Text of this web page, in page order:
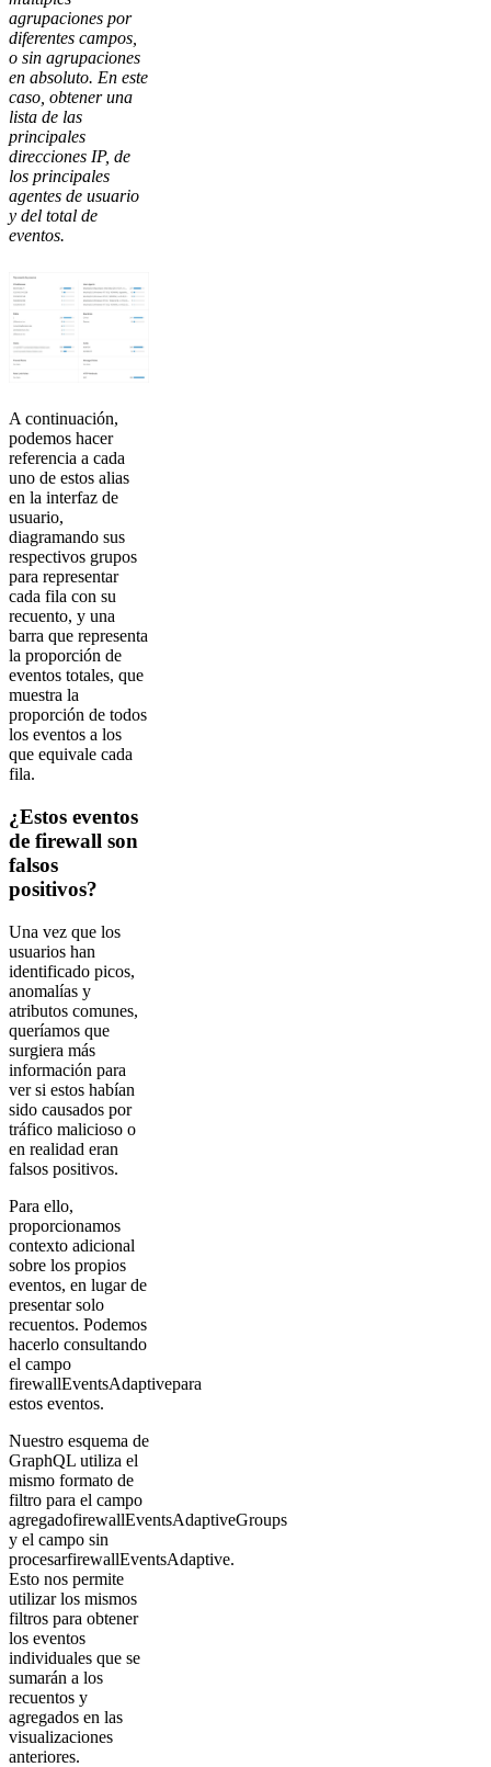
agrupaciones por
diferentes campos,
o sin agrupaciones
en absoluto. En este
caso, obtener una
lista de las
principales
direcciones IP, de
los principales
agentes de usuario
y del total de
eventos.
A continuación,
podemos hacer
referencia a cada
uno de estos alias
en la interfaz de
usuario,
diagramando sus
respectivos grupos
para representar
cada fila con su
recuento, y una
barra que representa
la proporción de
eventos totales, que
muestra la
proporción de todos
los eventos a los
que equivale cada
fila.
¿Estos eventos
de firewall son
falsos
positivos?
Una vez que los
usuarios han
identificado picos,
anomalías y
atributos comunes,
queríamos que
surgiera más
información para
ver si estos habían
sido causados por
tráfico malicioso o
en realidad eran
falsos positivos.
Para ello,
proporcionamos
contexto adicional
sobre los propios
eventos, en lugar de
presentar solo
recuentos. Podemos
hacerlo consultando
el campo
firewallEventsAdaptivepara
estos eventos.
Nuestro esquema de
GraphQL utiliza el
mismo formato de
filtro para el campo
agregadofirewallEventsAdaptiveGroups
y el campo sin
procesarfirewallEventsAdaptive.
Esto nos permite
utilizar los mismos
filtros para obtener
los eventos
individuales que se
sumarán a los
recuentos y
agregados en las
visualizaciones
anteriores.